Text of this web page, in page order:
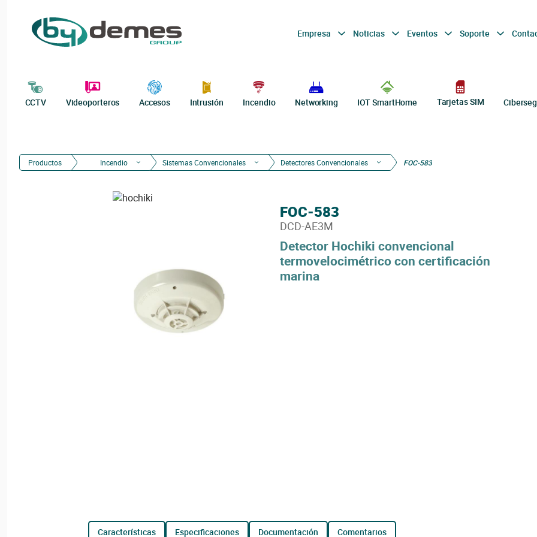
Empresa Noticias Eventos Soporte
CCTV Videoporteros Accesos Intrusión Incendio Networking IOT SmartHome Tarjetas SIM
Productos Incendio Sistemas Convencionales Detectores Convencionales FOC-583
Detector Hochiki convencional
termovelocimétrico con certificación
marina
FOC-583
DCD-AE3M
características especificaciones documentación comentarios